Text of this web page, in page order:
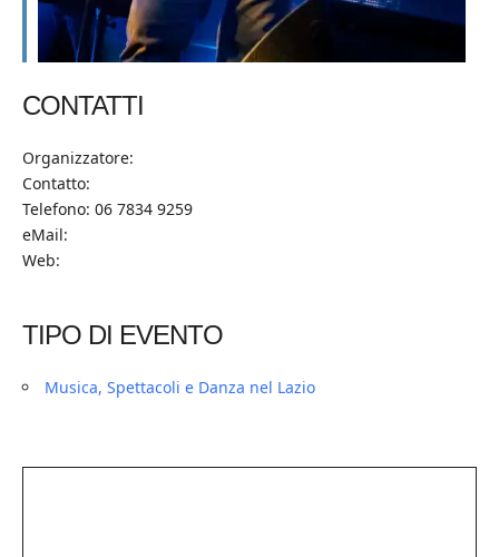
CONTATTI
Organizzatore:
Contatto:
Telefono: 06 7834 9259
eMail:
Web:
TIPO DI EVENTO
Musica, Spettacoli e Danza nel Lazio